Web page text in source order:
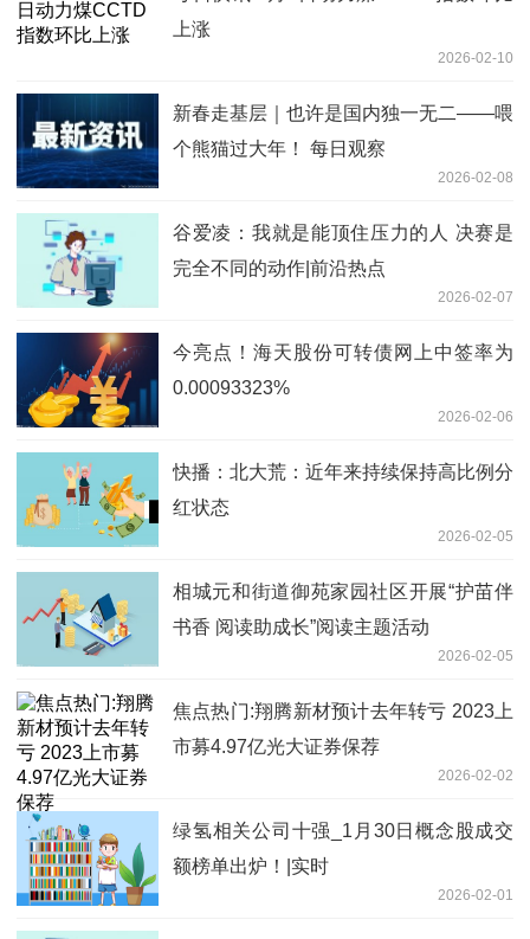
上涨
2026-02-10
新春走基层｜也许是国内独一无二——喂
个熊猫过大年！ 每日观察
2026-02-08
谷爱凌：我就是能顶住压力的人 决赛是
完全不同的动作|前沿热点
2026-02-07
今亮点！海天股份可转债网上中签率为
0.00093323%
2026-02-06
快播：北大荒：近年来持续保持高比例分
红状态
2026-02-05
相城元和街道御苑家园社区开展“护苗伴
书香 阅读助成长”阅读主题活动
2026-02-05
焦点热门:翔腾新材预计去年转亏 2023上
市募4.97亿光大证券保荐
2026-02-02
绿氢相关公司十强_1月30日概念股成交
额榜单出炉！|实时
2026-02-01